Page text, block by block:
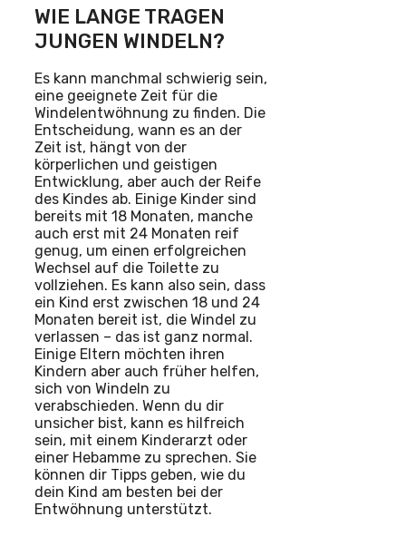
WIE LANGE TRAGEN
JUNGEN WINDELN?
Es kann manchmal schwierig sein,
eine geeignete Zeit für die
Windelentwöhnung zu finden. Die
Entscheidung, wann es an der
Zeit ist, hängt von der
körperlichen und geistigen
Entwicklung, aber auch der Reife
des Kindes ab. Einige Kinder sind
bereits mit 18 Monaten, manche
auch erst mit 24 Monaten reif
genug, um einen erfolgreichen
Wechsel auf die Toilette zu
vollziehen. Es kann also sein, dass
ein Kind erst zwischen 18 und 24
Monaten bereit ist, die Windel zu
verlassen – das ist ganz normal.
Einige Eltern möchten ihren
Kindern aber auch früher helfen,
sich von Windeln zu
verabschieden. Wenn du dir
unsicher bist, kann es hilfreich
sein, mit einem Kinderarzt oder
einer Hebamme zu sprechen. Sie
können dir Tipps geben, wie du
dein Kind am besten bei der
Entwöhnung unterstützt.